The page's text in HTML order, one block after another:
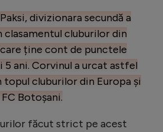
1
divizionara secundă a
cluburilor din
ține cont de punctele
ani. Corvinul a urcat astfel
topul cluburilor din Europa și
Botoșani.
făcut strict pe acest